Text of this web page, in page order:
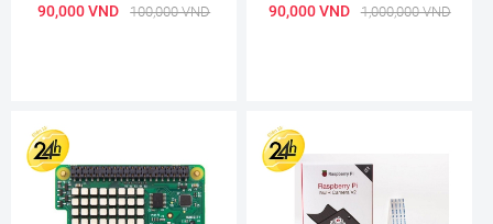
90,000 VND 100,000 VND 90,000 VND 1,000,000 VND